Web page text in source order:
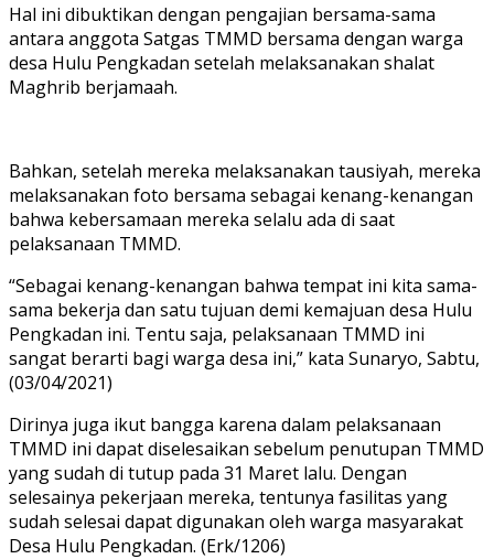
Hal ini dibuktikan dengan pengajian bersama-sama
antara anggota Satgas TMMD bersama dengan warga
desa Hulu Pengkadan setelah melaksanakan shalat
Maghrib berjamaah.
Bahkan, setelah mereka melaksanakan tausiyah, mereka
melaksanakan foto bersama sebagai kenang-kenangan
bahwa kebersamaan mereka selalu ada di saat
pelaksanaan TMMD.
“Sebagai kenang-kenangan bahwa tempat ini kita sama-
sama bekerja dan satu tujuan demi kemajuan desa Hulu
Pengkadan ini. Tentu saja, pelaksanaan TMMD ini
sangat berarti bagi warga desa ini,” kata Sunaryo, Sabtu,
(03/04/2021)
Dirinya juga ikut bangga karena dalam pelaksanaan
TMMD ini dapat diselesaikan sebelum penutupan TMMD
yang sudah di tutup pada 31 Maret lalu. Dengan
selesainya pekerjaan mereka, tentunya fasilitas yang
sudah selesai dapat digunakan oleh warga masyarakat
Desa Hulu Pengkadan. (Erk/1206)